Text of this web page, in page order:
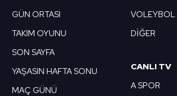
GÜN ORTASI
TAKIM OYUNU
SON SAYFA
YAŞASIN HAFTA SONU
MAÇ GÜNÜ
VOLEYBOL
DİĞER
CANLI TV
A SPOR